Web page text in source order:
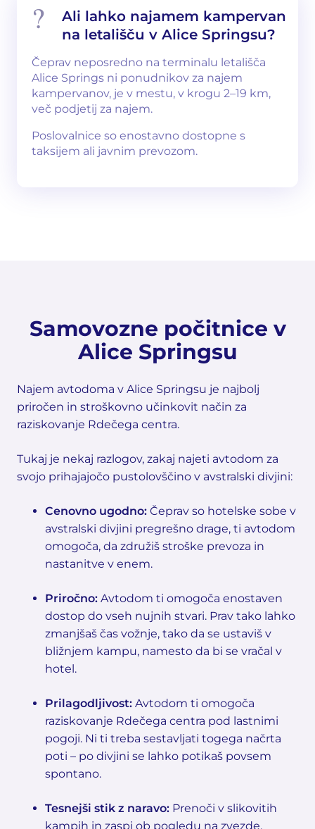
Ali lahko najamem kampervan
na letališču v Alice Springsu?
Čeprav neposredno na terminalu letališča
Alice Springs ni ponudnikov za najem
kampervanov, je v mestu, v krogu 2–19 km,
več podjetij za najem.
Poslovalnice so enostavno dostopne s
taksijem ali javnim prevozom.
Samovozne počitnice v
Alice Springsu
Najem avtodoma v Alice Springsu je najbolj
priročen in stroškovno učinkovit način za
raziskovanje Rdečega centra.
Tukaj je nekaj razlogov, zakaj najeti avtodom za
svojo prihajajočo pustolovščino v avstralski divjini:
Cenovno ugodno: Čeprav so hotelske sobe v
avstralski divjini pregrešno drage, ti avtodom
omogoča, da združiš stroške prevoza in
nastanitve v enem.
Priročno: Avtodom ti omogoča enostaven
dostop do vseh nujnih stvari. Prav tako lahko
zmanjšaš čas vožnje, tako da se ustaviš v
bližnjem kampu, namesto da bi se vračal v
hotel.
Prilagodljivost: Avtodom ti omogoča
raziskovanje Rdečega centra pod lastnimi
pogoji. Ni ti treba sestavljati togega načrta
poti – po divjini se lahko potikaš povsem
spontano.
Tesnejši stik z naravo: Prenoči v slikovitih
kampih in zaspi ob pogledu na zvezde.